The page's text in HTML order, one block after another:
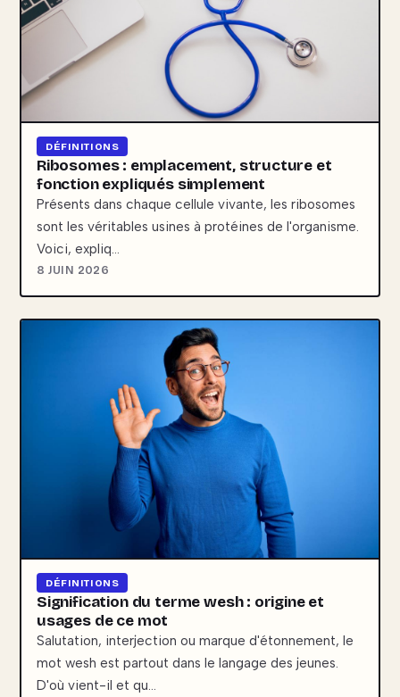
DÉFINITIONS
Ribosomes : emplacement, structure et
fonction expliqués simplement
Présents dans chaque cellule vivante, les ribosomes
sont les véritables usines à protéines de l'organisme.
Voici, expliq…
8 JUIN 2026
DÉFINITIONS
Signification du terme wesh : origine et
usages de ce mot
Salutation, interjection ou marque d'étonnement, le
mot wesh est partout dans le langage des jeunes.
D'où vient-il et qu…